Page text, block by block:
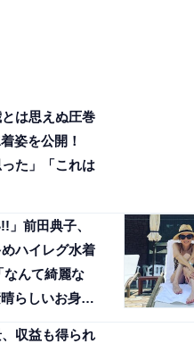
は思えぬ圧巻
姿を公開！
った」「これは
」前田典子、
ハイレグ水着
なんて綺麗な
らしいお身
収益も得られ